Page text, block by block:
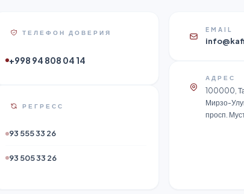
ТЕЛЕФОН ДОВЕРИЯ
+998 94 808 04 14
РЕГРЕСС
93 555 33 26
93 505 33 26
EMAIL
АДРЕС
100000,
Мирзо-
просп.